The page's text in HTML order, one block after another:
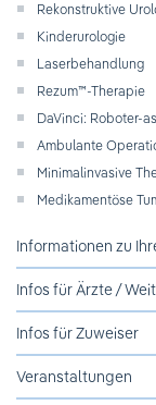
Rekonstruktive
Kinderurologie
Laserbehandlung
Rezum™-Therapie
DaVinci: Roboter-
Ambulante
Minimalinvasive
Medikamentöse
Informationen zu
Infos für Ärzte /
Infos für Zuweiser
Veranstaltungen